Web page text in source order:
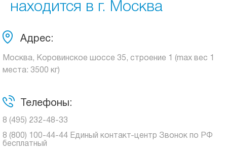
находится в г. Москва
Адрес:
Москва, Коровинское шоссе 35, строение 1 (max вес 1
места: 3500 кг)
Телефоны:
8 (495) 232-48-33
8 (800) 100-44-44 Единый контакт-центр Звонок по РФ
бесплатный